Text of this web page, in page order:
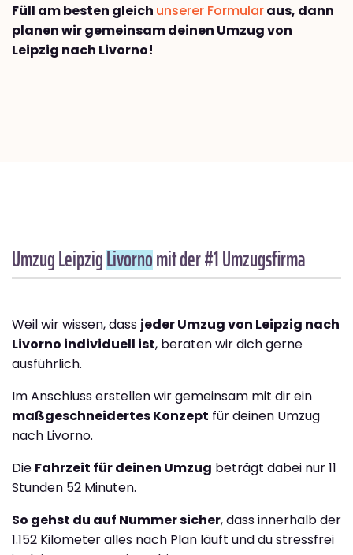
Füll am besten gleich unserer Formularaus, dann
planen wir gemeinsam deinen Umzug von
Leipzig nach Livorno!
Umzug LeipzigLivornomit der #1 Umzugsfirma
Weil wir wissen, dass jeder Umzug von Leipzig nach
Livorno individuell ist, beraten wir dich gerne
ausführlich.
Im Anschluss erstellen wir gemeinsam mit dir ein
maßgeschneidertes Konzept für deinen Umzug
nach Livorno.
Die Fahrzeit für deinen Umzug beträgt dabei nur 11
Stunden 52 Minuten.
So gehst du auf Nummer sicher, dass innerhalb der
1.152 Kilometer alles nach Plan läuft und du stressfrei